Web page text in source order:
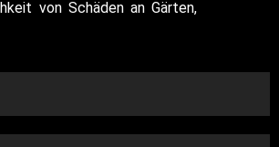
von Schäden an Gärten,